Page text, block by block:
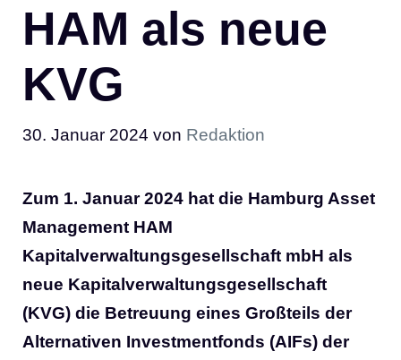
HAM als neue
KVG
30. Januar 2024 von Redaktion
Zum 1. Januar 2024 hat die Hamburg Asset
Management HAM
Kapitalverwaltungsgesellschaft mbH als
neue Kapitalverwaltungsgesellschaft
(KVG) die Betreuung eines Großteils der
Alternativen Investmentfonds (AIFs) der